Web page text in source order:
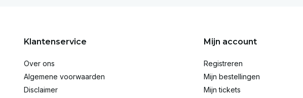
Klantenservice
Over ons
Algemene voorwaarden
Disclaimer
Mijn account
Registreren
Mijn bestellingen
Mijn tickets